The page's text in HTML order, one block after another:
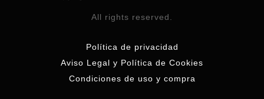
All rights reserved.
Política de privacidad
Aviso Legal y Política de Cookies
Condiciones de uso y compra